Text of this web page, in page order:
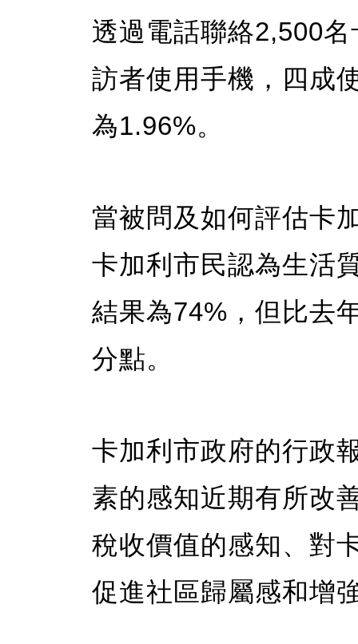
透過電話聯絡2,500
訪者使用手機，四成
為1.96%。
當被問及如何評估卡
卡加利市民認為生活
結果為74%，但比去
分點。
卡加利市政府的行政
素的感知近期有所改
稅收價值的感知、對
促進社區歸屬感和增